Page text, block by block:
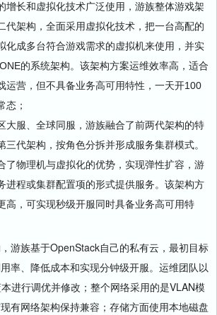
增长和虚拟化技术广泛使用，游族整体游戏架
代架构，全面采用虚拟化技术，把一台高配的
化成多台符合游戏需求的虚拟机来使用，并实
的系统架构。该架构方案运维效率高，适合
运营，但不具备业务高可用特性，一天开100
态；
大服、全球同服，游族融合了前两代架构的特
三代架构，按角色分拆并形成服务集群模式。
了物理机与虚拟化的优势，实现弹性扩容，游
进程或集群配置项的形式提供服务。该架构方
高，可实现秒级开服同时具备业务高可用特
族基于OpenStack自己的私有云，最初目标
率、降低成本和实现分钟级开服。运维团队以
进行调优并修改；整个网络采用的是VLAN模
有网络架构保持兼容；存储方面使用本地磁盘